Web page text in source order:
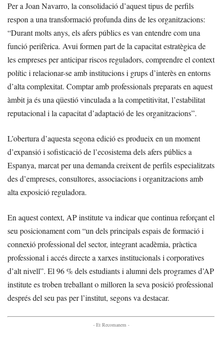
Per a Joan Navarro, la consolidació d’aquest tipus de perfils
respon a una transformació profunda dins de les organitzacions:
“Durant molts anys, els afers públics es van entendre com una
funció perifèrica. Avui formen part de la capacitat estratègica de
les empreses per anticipar riscos reguladors, comprendre el context
polític i relacionar-se amb institucions i grups d’interès en entorns
d’alta complexitat. Comptar amb professionals preparats en aquest
àmbit ja és una qüestió vinculada a la competitivitat, l’estabilitat
reputacional i la capacitat d’adaptació de les organitzacions”.
L’obertura d’aquesta segona edició es produeix en un moment
d’expansió i sofisticació de l’ecosistema dels afers públics a
Espanya, marcat per una demanda creixent de perfils especialitzats
des d’empreses, consultores, associacions i organitzacions amb
alta exposició reguladora.
En aquest context, AP institute va indicar que continua reforçant el
seu posicionament com “un dels principals espais de formació i
connexió professional del sector, integrant acadèmia, pràctica
professional i accés directe a xarxes institucionals i corporatives
d’alt nivell”. El 96 % dels estudiants i alumni dels programes d’AP
institute es troben treballant o milloren la seva posició professional
després del seu pas per l’institut, segons va destacar.
- Et Recomanem -